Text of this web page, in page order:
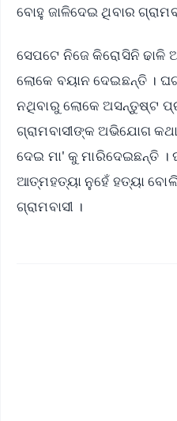
ବୋହୁ ଜାଳିଦେଇ ଥିବାର
ସେପଟେ ନିଜେ କିରୋସିନି ଢାଳି
ଲୋକେ ବୟାନ ଦେଇଛନ୍ତି ।
ନଥିବାରୁ ଲୋକେ ଅସନ୍ତୁଷ୍ଟ
ଗ୍ରାମବାସୀଙ୍କ ଅଭିଯୋଗ
ଦେଇ ମା' କୁ ମାରିଦେଇଛନ୍ତି ।
ଆତ୍ମହତ୍ୟା ନୁହେଁ ହତ୍ୟା
ଗ୍ରାମବାସୀ ।